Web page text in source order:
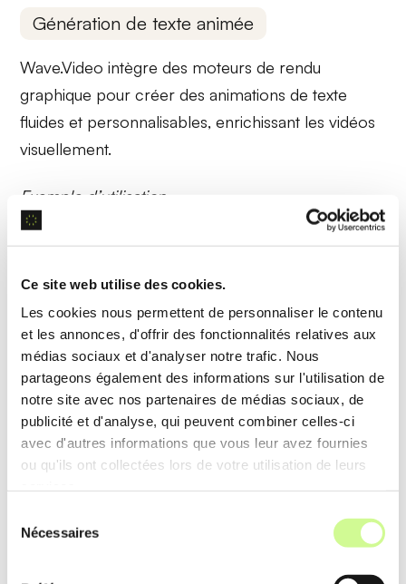
Ce site web utilise des cookies.
Les cookies nous permettent de personnaliser le contenu
et les annonces, d'offrir des fonctionnalités relatives aux
médias sociaux et d'analyser notre trafic. Nous
partageons également des informations sur l'utilisation de
notre site avec nos partenaires de médias sociaux, de
publicité et d'analyse, qui peuvent combiner celles-ci
avec d'autres informations que vous leur avez fournies
ou qu'ils ont collectées lors de votre utilisation de leurs
Nécessaires
Génération de texte animée
Wave.Video intègre des moteurs de rendu
graphique pour créer des animations de texte
fluides et personnalisables, enrichissant les vidéos
visuellement.
Exemple d’utilisation
Les créateurs de contenu YouTube peuvent ajouter
spectateurs et améliorer la compréhension.
Studio de diffusion en direct
Ce studio utilise des
protocoles de streaming
robustes pour permettre une diffusion en direct
simultanée sur plusieurs plateformes, sans
interruption.
Une entreprise peut organiser un webinaire en
ligne, diffusé en direct sur YouTube, Facebook et